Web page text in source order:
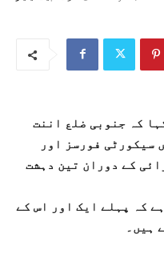
کہ جنوبی ضلع اننت
سیکورٹی فورسز اور
کے دوران تین دہشت
کہ پہلے ایک اور اس کے
ہیں۔